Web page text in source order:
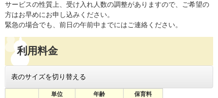
サービスの性質上、受け入れ人数の調整がありますので、ご希望の
方はお早めにお申し込みください。
緊急の場合でも、前日の午前中までにはご連絡ください。
利用料金
表のサイズを切り替える
単位 年齢 保育料